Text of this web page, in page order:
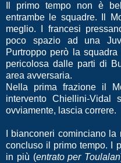
Il primo tempo non è
entrambe le squadre. Il
meglio. I francesi
poco spazio ad una
Purtroppo però la
pericolosa dalle parti di
area avversaria.
Nella prima frazione il
intervento Chiellini-Vidal
ovviamente, lascia correre.
I bianconeri cominciano
concluso il primo tempo. I
in più (entrato per Toulalan